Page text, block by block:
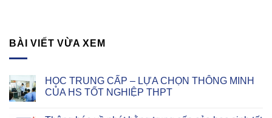
BÀI VIẾT VỪA XEM
HỌC TRUNG CẤP – LỰA CHỌN THÔNG MINH
CỦA HS TỐT NGHIỆP THPT